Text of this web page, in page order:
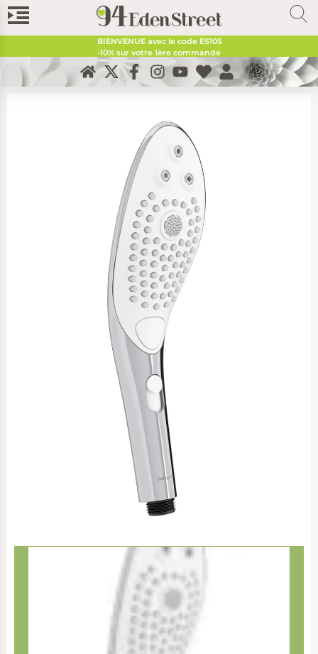
BIENVENUE avec le code ES105
-10% sur votre 1ère commande